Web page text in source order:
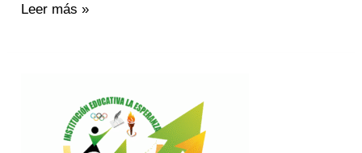
Leer más »